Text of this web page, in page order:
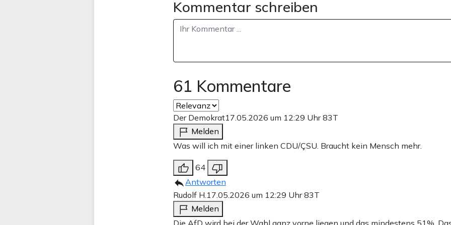
Kommentar schreiben
61 Kommentare
Der Demokrat17.05.2026 um 12:29 Uhr83T
Melden
Was will ich mit einer linken CDU/ÇSU. Braucht kein Mensch mehr.
64
Antworten
Rudolf H.17.05.2026 um 12:29 Uhr83T
Melden
Die AfD wird bei der Wahl ganz vorne liegen und das mindestens 51%.